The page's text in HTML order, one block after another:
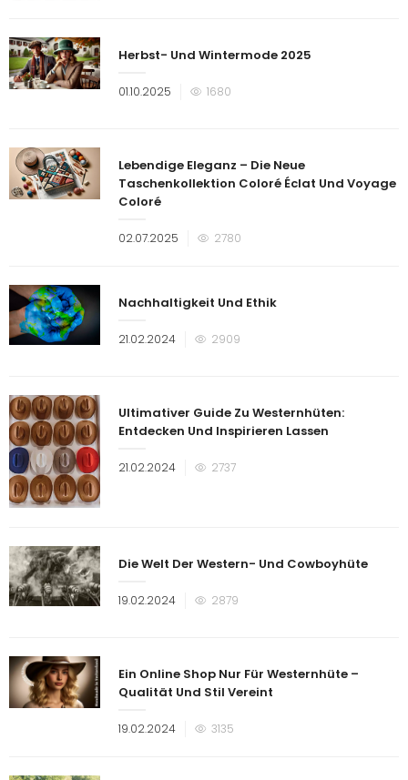
Herbst- Und Wintermode 2025
Veröffentlicht
01.10.2025 1680
Lebendige Eleganz – Die Neue
Taschenkollektion Coloré Éclat Und Voyage
Coloré
Veröffentlicht
02.07.2025 2780
Nachhaltigkeit Und Ethik
Veröffentlicht
21.02.2024 2909
Ultimativer Guide Zu Westernhüten:
Entdecken Und Inspirieren Lassen
Veröffentlicht
21.02.2024 2737
Die Welt Der Western- Und Cowboyhüte
Veröffentlicht
19.02.2024 2879
Ein Online Shop Nur Für Westernhüte –
Qualität Und Stil Vereint
Veröffentlicht
19.02.2024 3135